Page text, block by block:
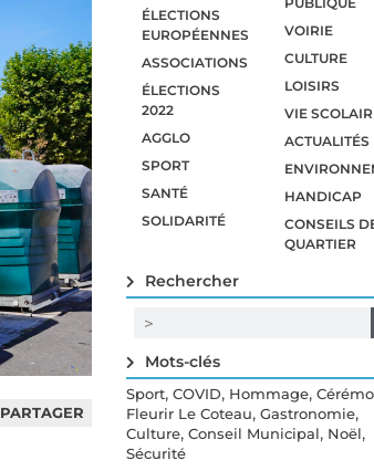
PARTAGER
ÉLECTIONS
EUROPÉENNES
ASSOCIATIONS
ÉLECTIONS
2022
AGGLO
SPORT
SANTÉ
SOLIDARITÉ
VOIRIE
CULTURE
LOISIRS
VIE
ACTUALITÉS
HANDICAP
CONSEILS
QUARTIER
Rechercher
Mots-clés
Sport, COVID, Hommage,
Fleurir Le Coteau, Gastronomie,
Culture, Conseil Municipal, Noël,
Sécurité